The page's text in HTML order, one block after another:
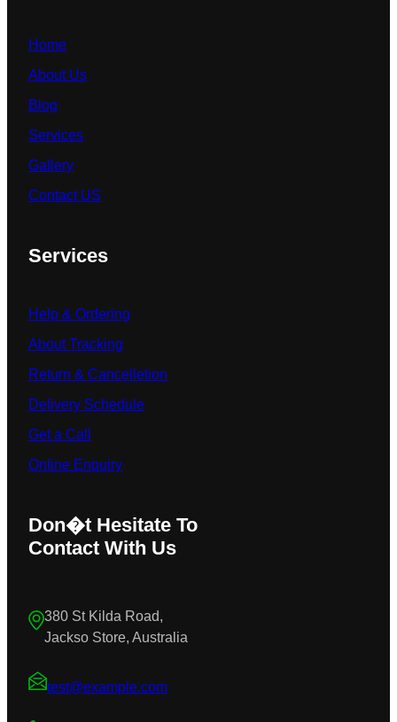
Home
About Us
Blog
Services
Gallery
Contact US
Services
Help & Ordering
About Tracking
Return & Cancelletion
Delivery Schedule
Get a Call
Online Enquiry
Don�t Hesitate To
Contact With Us
380 St Kilda Road,
Jackso Store, Australia
test@example.com